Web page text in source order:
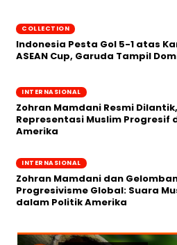
COLLECTION
Indonesia Pesta Gol 5-1 atas
ASEAN Cup, Garuda Tampil
INTERNASIONAL
Zohran Mamdani Resmi
Representasi Muslim Progresif
Amerika
INTERNASIONAL
Zohran Mamdani dan
Progresivisme Global: Suara
dalam Politik Amerika